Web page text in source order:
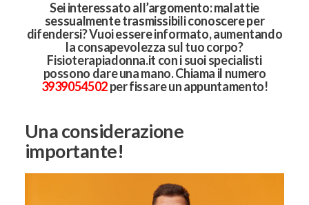
Sei interessato all’argomento: malattie
sessualmente trasmissibili conoscere per
difendersi? Vuoi essere informato, aumentando
la consapevolezza sul tuo corpo?
Fisioterapiadonna.it con i suoi specialisti
possono dare una mano. Chiama il numero
3939054502per fissare un appuntamento!
Una considerazione
importante!